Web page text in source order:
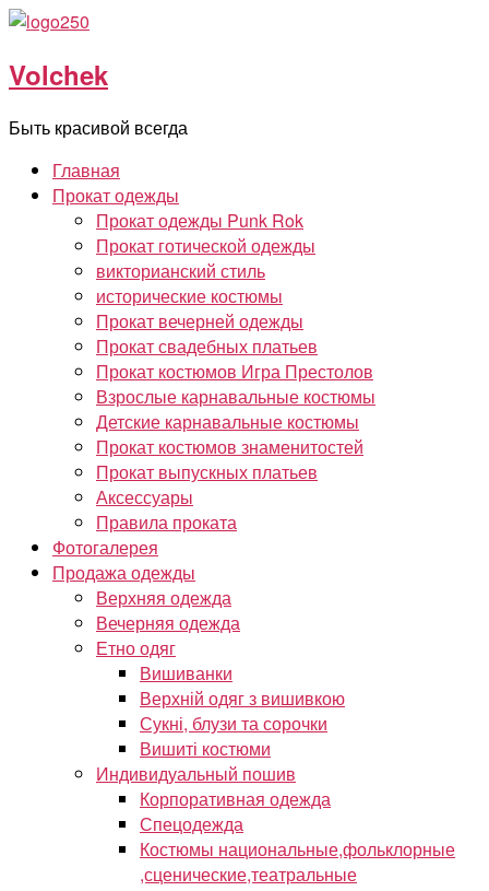
Перейти
содержимому
Volchek
Быть красивой всегда
Главная
Прокат одежды
Прокат одежды Punk Rok
Прокат готической одежды
викторианский стиль
исторические костюмы
Прокат вечерней одежды
Прокат свадебных платьев
Прокат костюмов Игра Престолов
Взрослые карнавальные костюмы
Детские карнавальные костюмы
Прокат костюмов знаменитостей
Прокат выпускных платьев
Аксессуары
Правила проката
Фотогалерея
Продажа одежды
Верхняя одежда
Вечерняя одежда
Етно одяг
Вишиванки
Верхній одяг з вишивкою
Сукні, блузи та сорочки
Вишиті костюми
Индивидуальный пошив
Корпоративная одежда
Спецодежда
Костюмы национальные,фольклорные
,сценические,театральные